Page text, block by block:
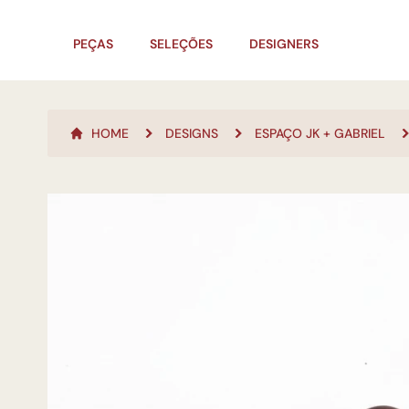
PEÇAS SELEÇÕES DESIGNERS
HOME DESIGNS ESPAÇO JK + GABRIEL